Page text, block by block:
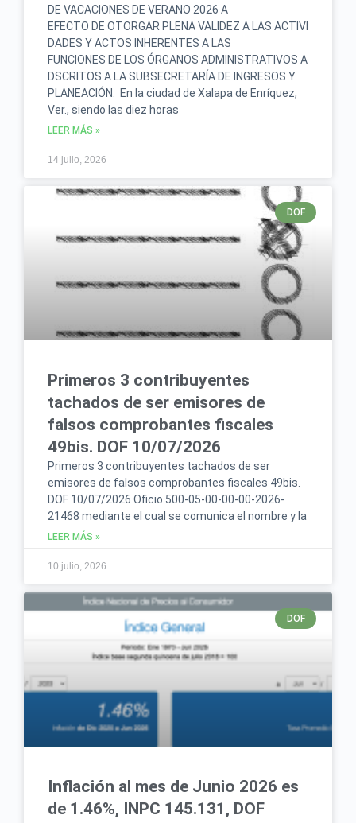
DE VACACIONES DE VERANO 2026 A
EFECTO DE OTORGAR PLENA VALIDEZ A LAS ACTIVI
DADES Y ACTOS INHERENTES A LAS
FUNCIONES DE LOS ÓRGANOS ADMINISTRATIVOS A
DSCRITOS A LA SUBSECRETARÍA DE INGRESOS Y
PLANEACIÓN. En la ciudad de Xalapa de Enríquez,
Ver., siendo las diez horas
LEER MÁS »
14 julio, 2026
DOF
Primeros 3 contribuyentes
tachados de ser emisores de
falsos comprobantes fiscales
49bis. DOF 10/07/2026
Primeros 3 contribuyentes tachados de ser
emisores de falsos comprobantes fiscales 49bis.
DOF 10/07/2026 Oficio 500-05-00-00-00-2026-
21468 mediante el cual se comunica el nombre y la
LEER MÁS »
10 julio, 2026
DOF
Inflación al mes de Junio 2026 es
de 1.46%, INPC 145.131, DOF